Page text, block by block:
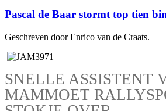
Pascal de Baar stormt top tien
Geschreven door Enrico van de Craats.
SNELLE ASSISTENT
MAMMOET